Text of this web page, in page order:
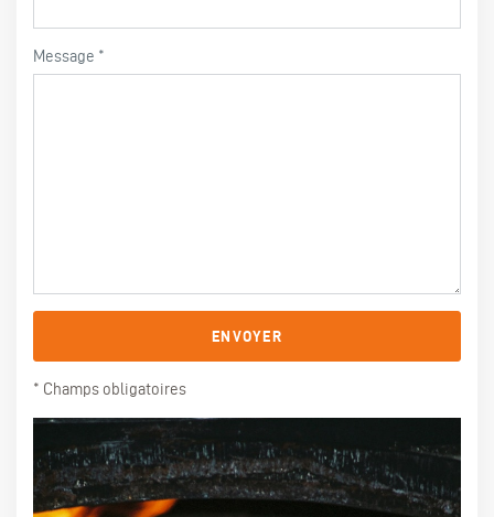
Message
ENVOYER
* Champs obligatoires